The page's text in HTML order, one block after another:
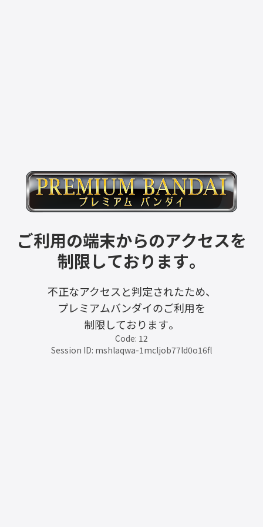
ご利用の端末からのアクセスを
制限しております。
不正なアクセスと判定されたため、
プレミアムバンダイのご利用を
制限しております。
Code: 12
Session ID: mshlaqwa-1mcljob77ld0o16fl